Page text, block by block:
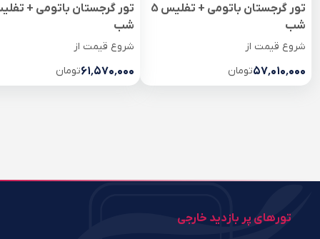
تور گرجستان باتومی + تفلیس 5
شب
شروع قیمت از
۵۷٬۰۱۰٬۰۰۰تومان
شب
شروع قیمت از
۶۱٬۵۷۰٬۰۰۰تومان
تورهای پر بازدید خارجی